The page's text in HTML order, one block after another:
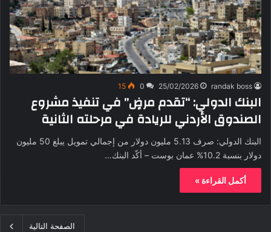
randak boss
25/02/2026
0
15
البنك الدولي: “تقدم مرضٍ” في تنفيذ مشروع
الصندوق الأردني للريادة في مرحلته الثانية
البنك الدولي: صرف 5.13 مليون دولار من إجمالي تمويل يبلغ 50 مليون
دولار بنسبة 10.2% عمان بوست – أكّد البنك…
أكمل القراءة »
الصفحة التالية